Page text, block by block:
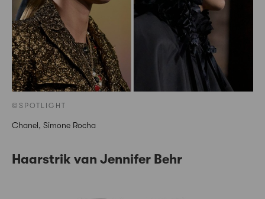
©SPOTLIGHT
Chanel, Simone Rocha
Haarstrik van Jennifer Behr